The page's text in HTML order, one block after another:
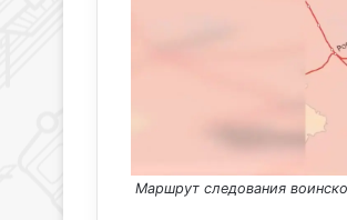
Маршрут следования